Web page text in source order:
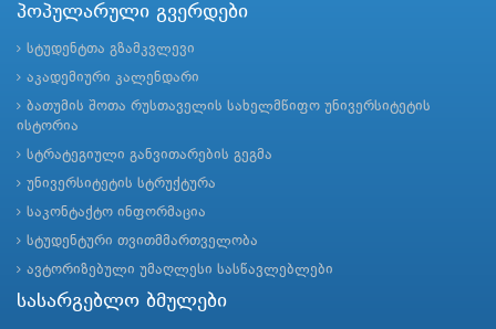
პოპულარული გვერდები
სტუდენტთა გზამკვლევი
აკადემიური კალენდარი
ბათუმის შოთა რუსთაველის სახელმწიფო უნივერსიტეტის
ისტორია
სტრატეგიული განვითარების გეგმა
უნივერსიტეტის სტრუქტურა
საკონტაქტო ინფორმაცია
სტუდენტური თვითმმართველობა
ავტორიზებული უმაღლესი სასწავლებლები
სასარგებლო ბმულები